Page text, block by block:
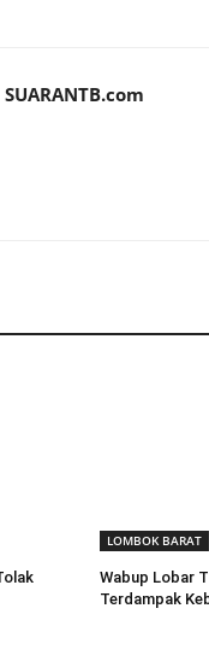
SUARANTB.com
LOMBOK BARAT
Wabup Lobar
Terdampak